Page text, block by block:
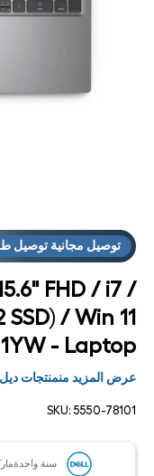
توصيل مجانية توصيل
FHD / i7 /
/ Win 11
- Laptop
عرض المزيد منمنتجات
SKU: 5550-78101
سنة